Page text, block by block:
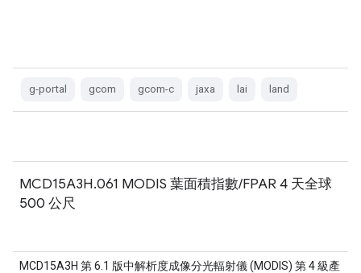
g-portal gcom gcom-c jaxa lai land
MCD15A3H.061 MODIS 葉面積指數/FPAR 4 天全球
500 公尺
MCD15A3H 第 6.1 版中解析度成像分光輻射儀 (MODIS) 第 4 級產